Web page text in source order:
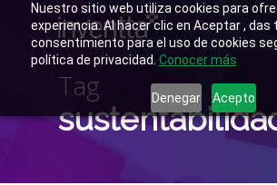
Nuestro sitio web utiliza cookies para
experiencia. Al hacer clic en Aceptar , das
consentimiento para el uso de cookies
política de privacidad. Conocer más
Denegar Acepto
content
Tag